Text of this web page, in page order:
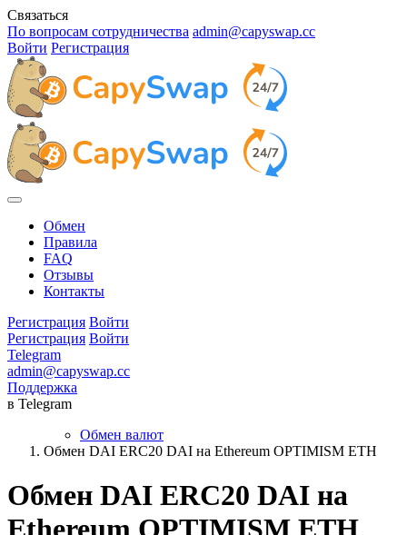
Связаться
По вопросам сотрудничества admin@capyswap.cc
Войти Регистрация
Обмен
Правила
FAQ
Отзывы
Контакты
Регистрация Войти
Регистрация Войти
Telegram
admin@capyswap.cc
Поддержка
в Telegram
Обмен валют
Обмен DAI ERC20 DAI на Ethereum OPTIMISM ETH
Обмен DAI ERC20 DAI на